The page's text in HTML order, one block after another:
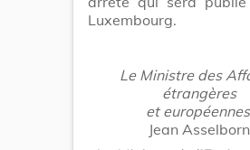
Luxembourg.
Le Ministre des
étrangères
et
Jean Asselborn